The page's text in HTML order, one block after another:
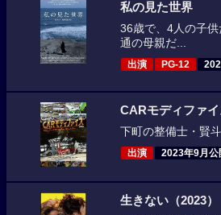
私の見た世界
36歳で、4人の子
通の母親だ...
出演 PG-12
CARモディファ
下町の整備士・賢
出演 2023年9月公
生きない（2023）